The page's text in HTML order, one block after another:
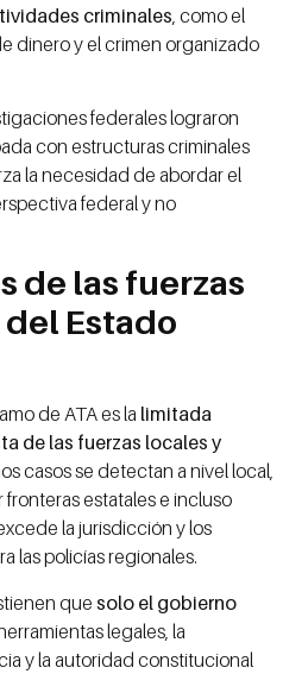
criminales , como el
dinero y el crimen organizado
federales lograron
con estructuras criminales
la necesidad de abordar el
federal y no
de las fuerzas
Estado
de ATA es la limitada
de las fuerzas locales y
casos se detectan a nivel local,
estatales e incluso
la jurisdicción y los
las policías regionales.
que solo el gobierno
legales, la
y la autoridad constitucional